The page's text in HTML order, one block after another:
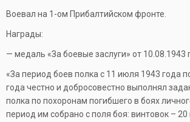
Воевал на 1-ом Прибалтийском фронте.
Награды:
— медаль «За боевые заслуги» от 10.08.1943
«За период боев полка с 11 июля 1943 года
года честно и добросовестно выполнял
полка по похоронам погибшего в боях
период им собрано с поля боя: винтовок –